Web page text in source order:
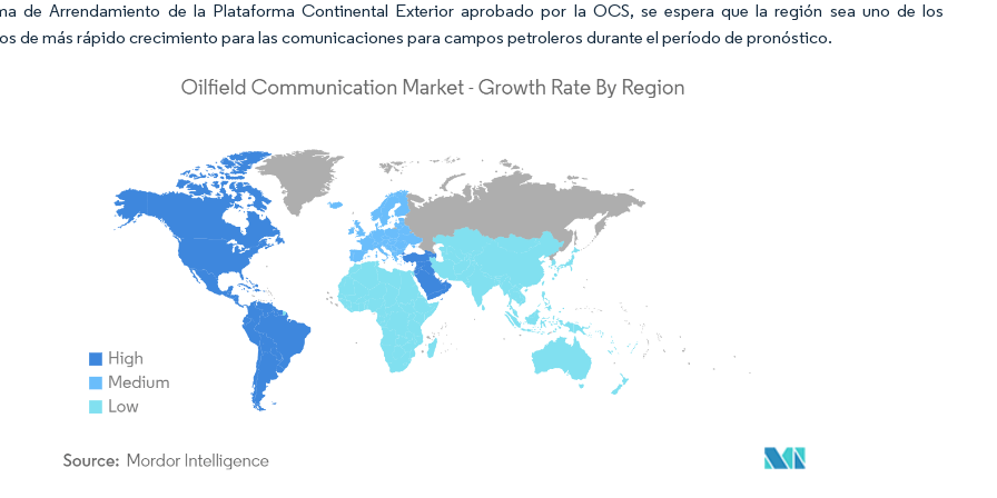
de Arrendamiento de la Plataforma Continental Exterior aprobado por la OCS, se espera que la región sea uno de los
de más rápido crecimiento para las comunicaciones para campos petroleros durante el período de pronóstico.